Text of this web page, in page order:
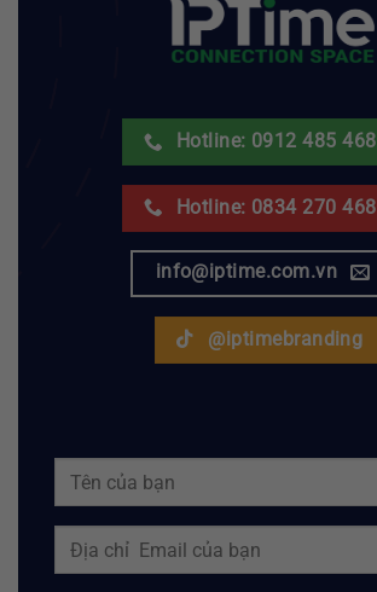
Hotline: 0912 485 468
Hotline: 0834 270 468
info@iptime.com.vn
@iptimebranding